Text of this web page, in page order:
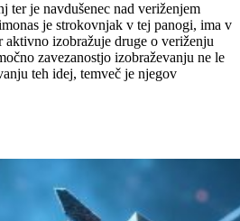
ter je navdušenec nad veriženjem
je strokovnjak v tej panogi, ima v
aktivno izobražuje druge o veriženju
zavezanostjo izobraževanju ne le
teh idej, temveč je njegov